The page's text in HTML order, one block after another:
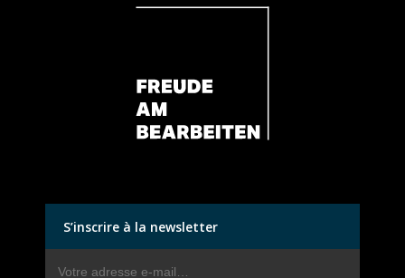
S’inscrire à la newsletter